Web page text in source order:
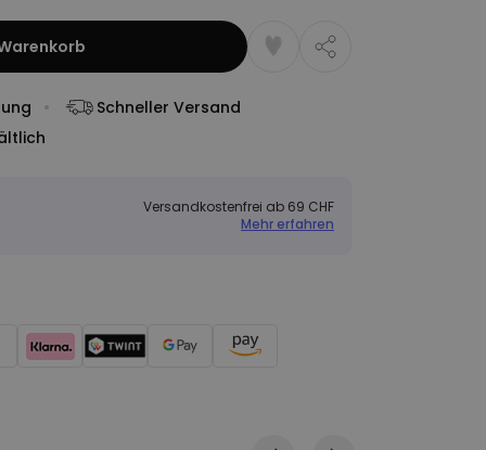
Schneller Versand
Versandkostenfrei ab 69 CHF
Mehr erfahren